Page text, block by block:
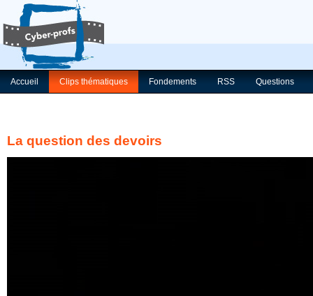
Accueil Clips thématiques Fondements RSS Questions
La question des devoirs